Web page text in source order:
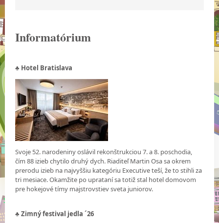
Informatórium
♣ Hotel Bratislava
Svoje 52. narodeniny oslávil rekonštrukciou 7. a 8. poschodia,
čím 88 izieb chytilo druhý dych. Riaditeľ Martin Osa sa okrem
prerodu izieb na najvyššiu kategóriu Executive teší, že to stihli za
tri mesiace. Okamžite po uprataní sa totiž stal hotel domovom
pre hokejové tímy majstrovstiev sveta juniorov.
♣ Zimný festival jedla ´26